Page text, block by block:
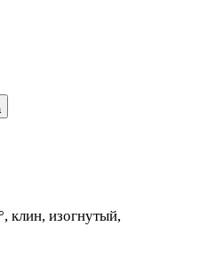
клин, изогнутый,